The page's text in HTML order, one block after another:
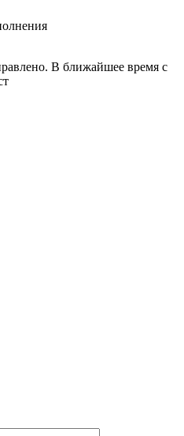
В ближайшее время с